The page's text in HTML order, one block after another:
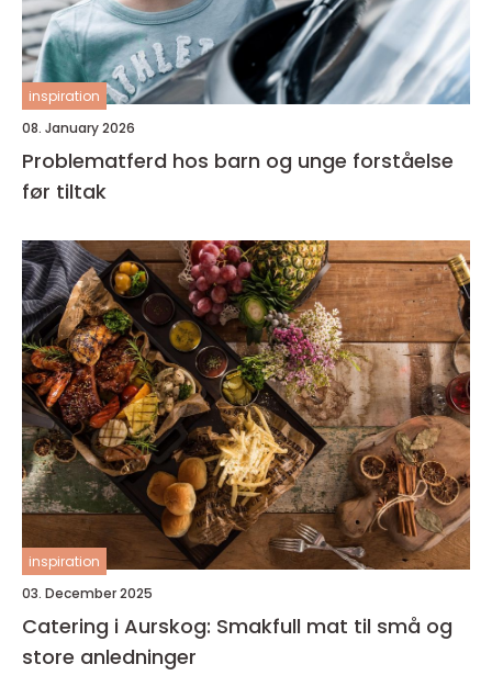
inspiration
08. January 2026
Problematferd hos barn og unge forståelse
før tiltak
inspiration
03. December 2025
Catering i Aurskog: Smakfull mat til små og
store anledninger